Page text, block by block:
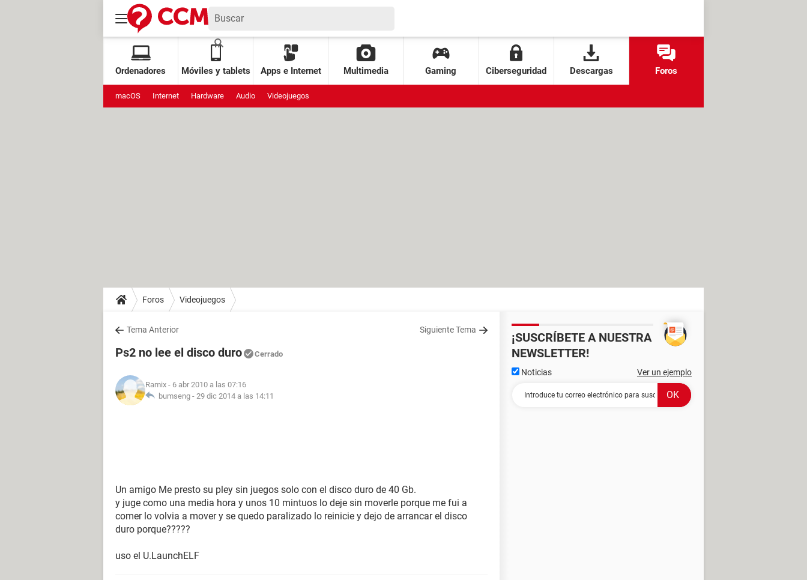
Ordenadores Móviles y tablets Apps e Internet Multimedia Gaming Ciberseguridad Descargas Foros
macOS Internet Hardware Audio Videojuegos
Foros Videojuegos
Tema Anterior Siguiente Tema
Ps2 no lee el disco duro Cerrado
Ramix - 6 abr 2010 a las 07:16
bumseng - 29 dic 2014 a las 14:11
Un amigo Me presto su pley sin juegos solo con el disco duro de 40 Gb.
y juge como una media hora y unos 10 mintuos lo deje sin moverle porque me fui a
comer lo volvia a mover y se quedo paralizado lo reinicie y dejo de arrancar el disco
duro porque?????
uso el U.LaunchELF
¡SUSCRÍBETE A NUESTRA
NEWSLETTER!
Noticias Ver un ejemplo